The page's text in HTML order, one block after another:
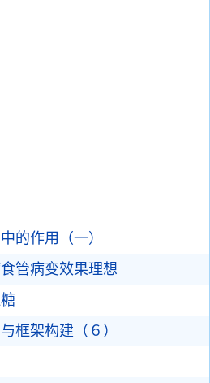
的作用（一）
管病变效果理想
框架构建（６）